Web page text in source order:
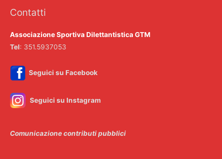
Contatti
Associazione Sportiva Dilettantistica GTM
Tel: 351.5937053
Seguici su Facebook
Seguici su Instagram
Comunicazione contributi pubblici